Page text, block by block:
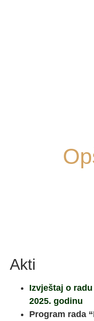
Akti
Izvještaj o
2025. godinu
Program rada